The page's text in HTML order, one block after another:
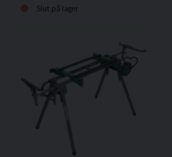
Slut på lager